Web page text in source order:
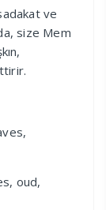
ve
size Mem
oud,